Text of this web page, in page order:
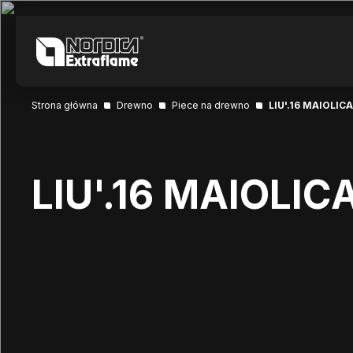
Strona główna Drewno Piece na drewno LIU'.16 MAIOLICA
LIU'.16